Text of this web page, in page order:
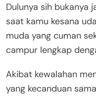
Dulunya sih bukanya
saat kamu kesana
muda yang cuman
campur lengkap
Akibat kewalahan
yang kecanduan